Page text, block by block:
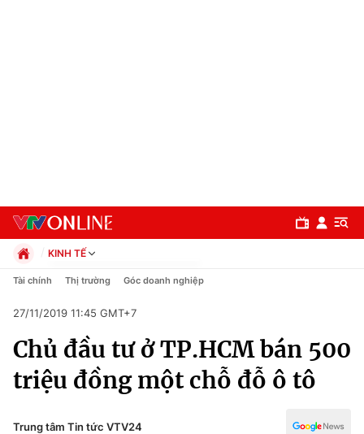
Chuyên mục
Chính trị
KINH TẾ
Chính trị
Pháp luật
Kinh tế
Thể thao
Truyền hình
Y tế
Tài chính Thị trường Góc doanh nghiệp
27/11/2019 11:45 GMT+7
Chủ đầu tư ở TP.HCM bán 500
triệu đồng một chỗ đỗ ô tô
Trung tâm Tin tức VTV24